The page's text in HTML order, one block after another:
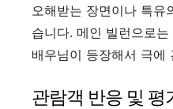
오해받는 장면이나 특유
습니다. 메인 빌런으로
배우님이 등장해서 극에
관람객 반응 및 평